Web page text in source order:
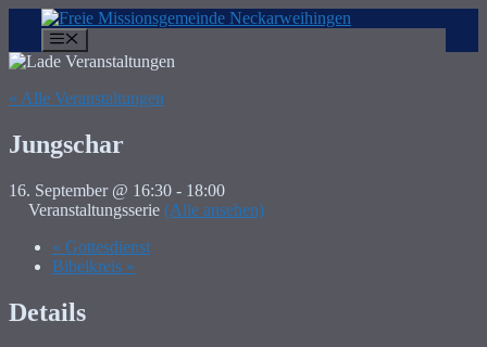
Inhalt
springen
« Alle Veranstaltungen
Jungschar
16. September @ 16:30 - 18:00
Veranstaltungsserie (Alle ansehen)
« Gottesdienst
Bibelkreis »
Details